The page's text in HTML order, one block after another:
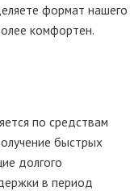
формат нашего
комфортен.
по средствам
быстрых
долгого
в период